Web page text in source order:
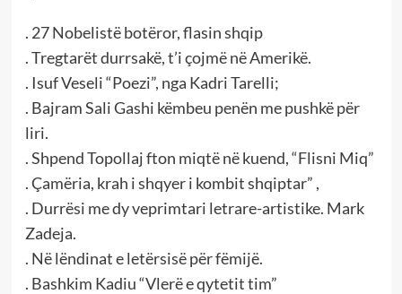
. 27 Nobelistë botëror, flasin shqip
. Tregtarët durrsakë, t’i çojmë në Amerikë.
. Isuf Veseli “Poezi”, nga Kadri Tarelli;
. Bajram Sali Gashi këmbeu penën me pushkë për
liri.
. Shpend Topollaj fton miqtë në kuend, “Flisni Miq”
. Çamëria, krah i shqyer i kombit shqiptar” ,
. Durrësi me dy veprimtari letrare-artistike. Mark
Zadeja.
. Në lëndinat e letërsisë për fëmijë.
. Bashkim Kadiu “Vlerë e qytetit tim”